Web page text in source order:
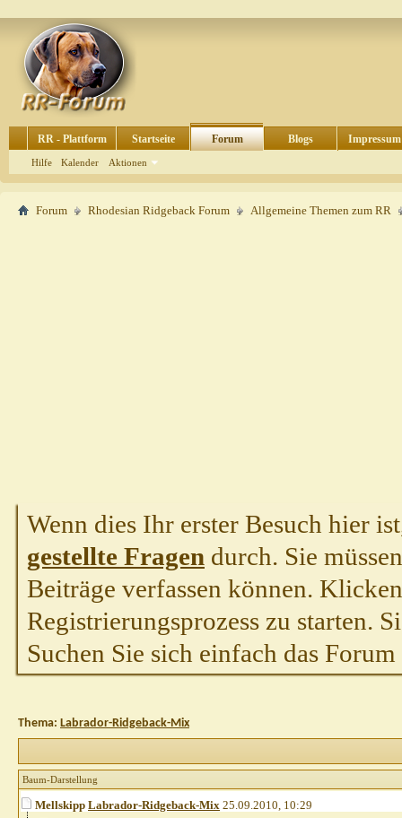
RR - Plattform Startseite Forum
Hilfe Kalender Aktionen
Blogs Impressum
Forum Rhodesian Ridgeback Forum Allgemeine Themen zum RR
Wenn dies Ihr erster Besuch hier
gestellte Fragen durch. Sie
Beiträge verfassen können.
Registrierungsprozess zu starten.
Suchen Sie sich einfach das
Thema: Labrador-Ridgeback-Mix
Baum-Darstellung
Mellskipp Labrador-Ridgeback-Mix 25.09.2010, 10:29